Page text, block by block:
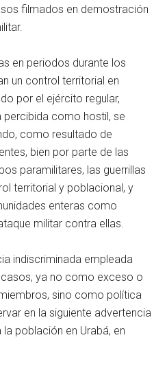
filmados en demostración
en periodos durante los
un control territorial en
por el ejército regular,
como hostil, se
como resultado de
bien por parte de las
paramilitares, las guerrillas
territorial y poblacional, y
enteras como
militar contra ellas.
indiscriminada empleada
ya no como exceso o
sino como política
en la siguiente advertencia
la población en Urabá, en